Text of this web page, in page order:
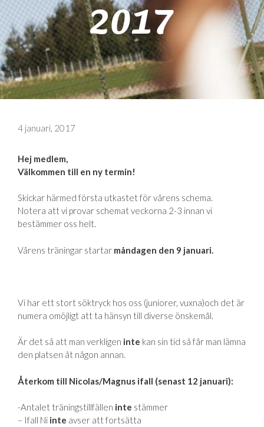
2017
4 januari, 2017
Hej medlem,
Välkommen till en ny termin!
Skickar härmed första utkastet för vårens schema.
Notera att vi provar schemat veckorna 2-3 innan vi
bestämmer oss helt.
Vårens träningar startar måndagen den 9 januari.
Vi har ett stort söktryck hos oss (juniorer, vuxna)och det är
numera omöjligt att ta hänsyn till diverse önskemål.
Är det så att man verkligen inte kan sin tid så får man lämna
den platsen åt någon annan.
Återkom till Nicolas/Magnus ifall (senast 12 januari):
-Antalet träningstillfällen inte stämmer
– Ifall Ni inte avser att fortsätta